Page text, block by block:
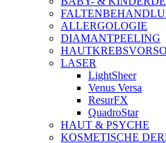
ALLERGOLOGIE
DIAMANTPEELING
LASER
LightSheer
Venus Versa
ResurFX
QuadroStar
HAUT & PSYCHE
KOSMETISCHE